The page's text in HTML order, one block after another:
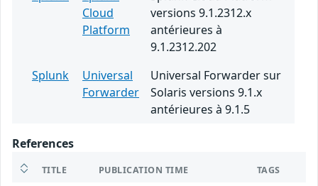
Cloud
Platform
versions 9.1.2312.x
antérieures à
9.1.2312.202
Splunk
Universal
Forwarder
Universal Forwarder sur
Solaris versions 9.1.x
antérieures à 9.1.5
References
TITLE PUBLICATION TIME TAGS